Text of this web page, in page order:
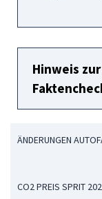
Hinweis
ÄNDERUNGEN
CO2 PREIS SPRIT